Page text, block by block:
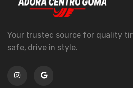
Your trusted source for quality
safe, drive in style.